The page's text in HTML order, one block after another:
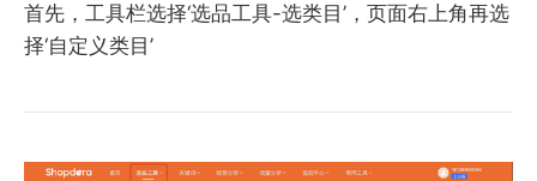
首先，工具栏选择‘选品工具-选类目’，页面右上角再选
择‘自定义类目’